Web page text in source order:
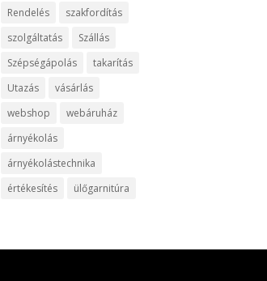
Rendelés
szakfordítás
szolgáltatás
Szállás
Szépségápolás
takarítás
Utazás
vásárlás
webshop
webáruház
árnyékolás
árnyékolástechnika
értékesítés
ülőgarnitúra